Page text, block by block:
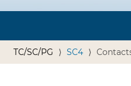
TC/SC/PG SC4